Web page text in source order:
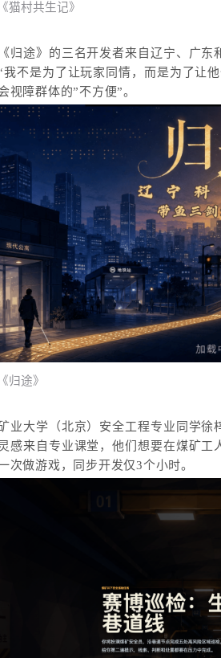
猫村共生记》
归途》的三名开发者来自辽宁、广
我不是为了让玩家同情，而是为了让
视障群体的”不方便”。
归途》
业大学（北京）安全工程专业同学徐
感来自专业课堂，他们想要在煤矿
次做游戏，同步开发仅3个小时。